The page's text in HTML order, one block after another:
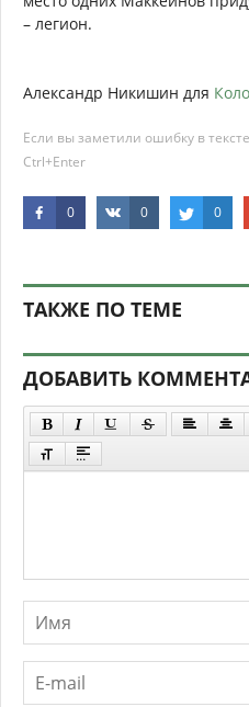
– легион.
Александр Никишин для
Если вы заметили ошибку в
Ctrl+Enter
0 0 0
ТАКЖЕ ПО ТЕМЕ
ДОБАВИТЬ